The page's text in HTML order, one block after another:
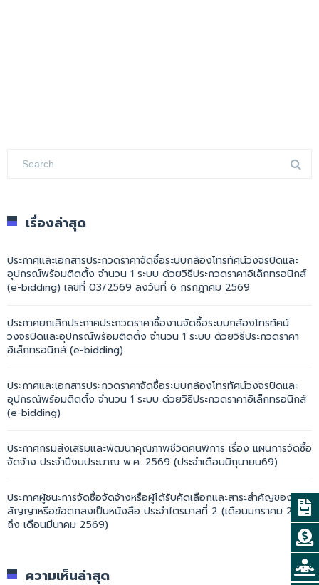
เรื่องล่าสุด
ประกาศและเอกสารประกวดราคาจัดซื้อระบบกล้องโทรทัศน์วงจรปิดและ
อุปกรณ์พร้อมติดตั้ง จำนวน 1 ระบบ ด้วยวิธีประกวดราคาอิเล็กทรอนิกส์
(e-bidding) เลขที่ 03/2569 ลงวันที่ 6 กรกฎาคม 2569
ประกาศยกเลิกประกาศประกวดราคาซื้องานจัดซื้อระบบกล้องโทรทัศน์
วงจรปิดและอุปกรณ์พร้อมติดตั้ง จำนวน 1 ระบบ ด้วยวิธีประกวดราคา
อิเล็กทรอนิกส์ (e-bidding)
ประกาศและเอกสารประกวดราคาจัดซื้อระบบกล้องโทรทัศน์วงจรปิดและ
อุปกรณ์พร้อมติดตั้ง จำนวน 1 ระบบ ด้วยวิธีประกวดราคาอิเล็กทรอนิกส์
(e-bidding)
ประกาศกรมส่งเสริมและพัฒนาคุณภาพชีวิตคนพิการ เรื่อง แผนการจัดซื้อ
จัดจ้าง ประจำปีงบประมาณ พ.ศ. 2569 (ประจำเดือนมิถุนายน69)
ประกาศผู้ชนะการจัดซื้อจัดจ้างหรือผู้ได้รับคัดเลือกและสาระสำคัญของ
สัญญาหรือข้อตกลงเป็นหนังสือ ประจำไตรมาสที่ 2 (เดือนมกราคม 2569
ถึง เดือนมีนาคม 2569)
ความเห็นล่าสุด